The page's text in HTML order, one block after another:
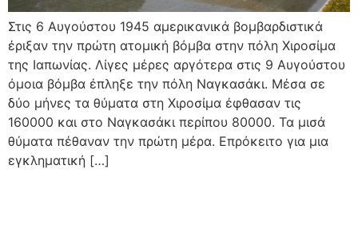
Στις 6 Αυγούστου 1945 αμερικανικά βομβαρδιστικά
έριξαν την πρώτη ατομική βόμβα στην πόλη Χιροσίμα
της Ιαπωνίας. Λίγες μέρες αργότερα στις 9 Αυγούστου
όμοια βόμβα έπληξε την πόλη Ναγκασάκι. Μέσα σε
δύο μήνες τα θύματα στη Χιροσίμα έφθασαν τις
160000 και στο Ναγκασάκι περίπου 80000. Τα μισά
θύματα πέθαναν την πρώτη μέρα. Επρόκειτο για μια
εγκληματική […]